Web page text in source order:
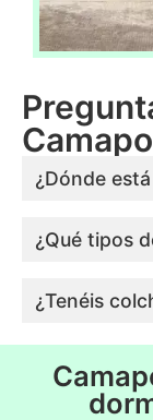
¿Dónde
¿Qué tipos
¿Tenéis